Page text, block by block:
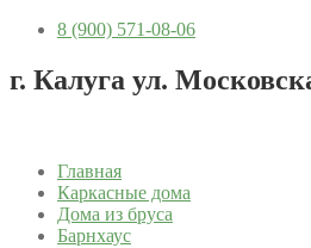
8 (900) 571-08-06
г. Калуга ул.
Главная
Каркасные дома
Дома из бруса
Барнхаус